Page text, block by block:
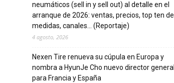
neumáticos (sell in y sell out) al detalle en el
arranque de 2026: ventas, precios, top ten de
medidas, canales… (Reportaje)
4 agosto, 2026
Nexen Tire renueva su cúpula en Europa y
nombra a HyunJe Cho nuevo director general
para Francia y España